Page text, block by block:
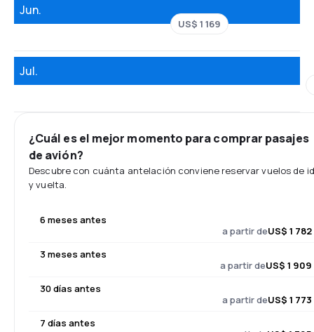
Jun.
US$ 1 169
Jul.
¿Cuál es el mejor momento para comprar pasajes
de avión?
Descubre con cuánta antelación conviene reservar vuelos de
y vuelta.
6 meses antes
a partir deUS$ 1 782
3 meses antes
a partir deUS$ 1 909
30 días antes
a partir deUS$ 1 773
7 días antes